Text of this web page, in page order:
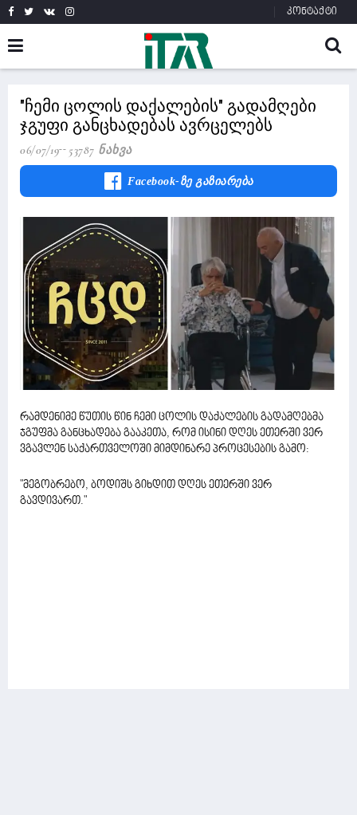
კონტაქტი
"ჩემი ცოლის დაქალების" გადამღები
ჯგუფი განცხადებას ავრცელებს
06/07/19 53787 Ნახვა
Facebook-Ზე Გაზიარება
რამდენიმე წუთის წინ ჩემი ცოლის დაქალების გადამღებმა
ჯგუფმა განცხადება გააკეთა, რომ ისინი დღეს ეთერში ვერ
ვგავლენ საქართველოში მიმდინარე პროცესების გამო:
"მეგობრებო, ბოდიშს გიხდით დღეს ეთერში ვერ
გავდივართ."